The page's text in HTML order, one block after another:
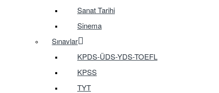
Sanat Tarihi
Sinema
Sınavlar
KPDS-ÜDS-YDS-TOEFL
KPSS
TYT